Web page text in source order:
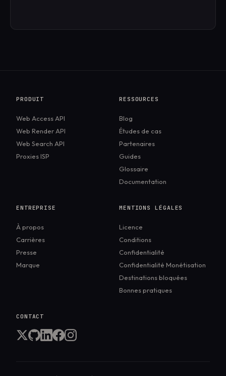
PRODUIT
Web Access API
Web Render API
Web Search API
Proxies ISP
RESSOURCES
Blog
Études de cas
Partenaires
Guides
Glossaire
Documentation
ENTREPRISE
À propos
Carrières
Presse
Marque
MENTIONS LÉGALES
Licence
Conditions
Confidentialité
Confidentialité Monétisation
Destinations bloquées
Bonnes pratiques
CONTACT